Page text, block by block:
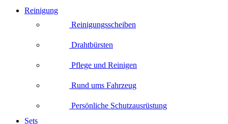
Reinigung
Reinigungsscheiben
Drahtbürsten
Pflege und Reinigen
Rund ums Fahrzeug
Persönliche Schutzausrüstung
Sets